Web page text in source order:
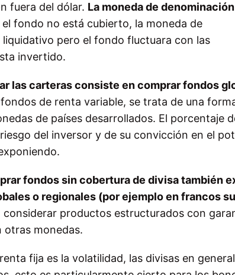
fuera del dólar. La moneda de
el fondo no está cubierto, la moneda de
pero el fondo fluctuara con las
invertido.
las carteras consiste en comprar fondos
de renta variable, se trata de una
de países desarrollados. El porcentaje
del inversor y de su convicción en el
fondos sin cobertura de divisa también
o regionales (por ejemplo en francos
productos estructurados con
otras monedas.
fija es la volatilidad, las divisas en